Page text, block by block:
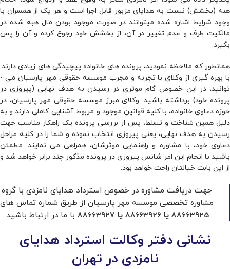
هبه (بخشش) نسبت به هدایای مزبور قابل اجرا است و هر یک از همسران با
وجود شرایط اشاره شده می­توانند در صورت موجود بودن مال هبه شده در
مالکیت طرف و عدم تغییر در آن، از بخشش خود رجوع کرده و آن را پس
بگیرد.
همانطور که ملاحظه نمودید، پرونده ‌های خانواده پیچیدگی ­های زیادی دارند.
با بهره ‌گیری از وکلای با تجربه‌ و مجرب موسسه حقوقی مهر پارسیان می ­
توانید، در این خصوص گام موثری در رسیدن به هدف نهایی (پیروزی در
پرونده خود) برداشته باشید. وکلای مبرز موسسه حقوقی مهر پارسیان، در
حوزه دعاوی خانواده، با کلیه قوانین موجود و مربوط آشنایی کاملی دارند و به
دلیل همین شناخت و تسلط، پس از بررسی پرونده یک راهکار مناسب جهت
رسیدن به هدف نهایی، یعنی پیروزی انتخاب نموده و شما را در کلیه مراحل
دعاوی خود، با مشاوره و راهنمایی موثرشان، همراهی می ­نمایند. مطمئن
باشید با انجام این امر شانس پیروزی در پرونده مذکور چند برابر خواهد شد و
از این بابت خیالتان راحت خواهد بود.
جهت دریافت مشاوره در خصوص استرداد هدایای نامزدی با گروه
مشاوره تخصصی موسسه مهر پارسیان از طریق شماره تماس های
88663925یا 88663926 یا 88663927با ما در ارتباط باشید.
نشانی دفتر وکالت استرداد هدایای
نامزدی در تهران